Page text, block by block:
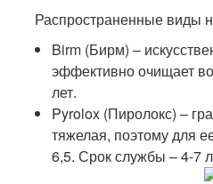
Распространенные виды
Birm (Бирм) –
эффективно очищает
лет.
Pyrolox (Пиролокс) –
тяжелая, поэтому для
6,5. Срок службы – 4-7